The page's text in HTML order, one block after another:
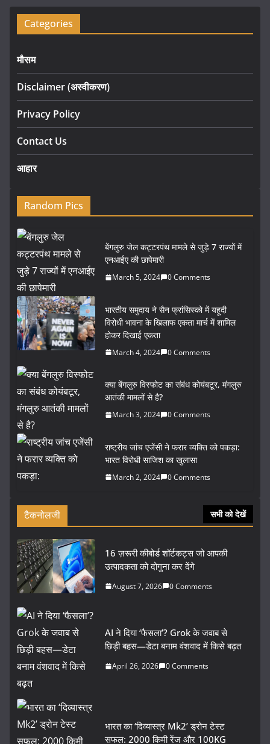
Categories
मौसम
Disclaimer (अस्वीकरण)
Privacy Policy
Contact Us
आहार
Random Pics
बेंगलुरु जेल कट्टरपंथ मामले से जुड़े 7 राज्यों में
एनआईए की छापेमारी
March 5, 2024 0 Comments
भारतीय समुदाय ने सैन फ्रांसिस्को में यहूदी
विरोधी भावना के खिलाफ एकता मार्च में शामिल
होकर दिखाई एकता
March 4, 2024 0 Comments
क्या बेंगलुरु विस्फोट का संबंध कोयंबटूर, मंगलुरु
आतंकी मामलों से है?
March 3, 2024 0 Comments
राष्ट्रीय जांच एजेंसी ने फरार व्यक्ति को पकड़ा:
भारत विरोधी साजिश का खुलासा
March 2, 2024 0 Comments
टैकनोलजी सभी को देखें
16 ज़रूरी कीबोर्ड शॉर्टकट्स जो आपकी
उत्पादकता को दोगुना कर देंगे
August 7, 2026 0 Comments
AI ने दिया ‘फैसला’? Grok के जवाब से
छिड़ी बहस—डेटा बनाम वंशवाद में किसे बढ़त
April 26, 2026 0 Comments
भारत का ‘दिव्यास्त्र Mk2’ ड्रोन टेस्ट
सफल: 2000 किमी रेंज और 100KG